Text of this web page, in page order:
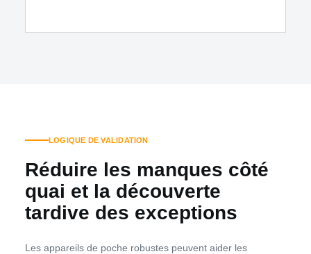
LOGIQUE DE VALIDATION
Réduire les manques côté
quai et la découverte
tardive des exceptions
Les appareils de poche robustes peuvent aider les